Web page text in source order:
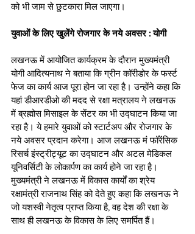
को भी जाम से छुटकारा मिल जाएगा।
युवाओं के लिए खुलेंगे रोजगार के नये अवसर : योगी
लखनऊ में आयोजित कार्यक्रम के दौरान मुख्यमंत्री
योगी आदित्यनाथ ने बताया कि ग्रीन कॉरीडोर के फर्स्ट
फेज का कार्य आज पूरा होन जा रहा है। उन्होंने कहा कि
यहां डीआरडीओ की मदद से रक्षा मत्रालय ने लखनऊ
में ब्रह्मोस मिसाइल के सेंटर का भी उद्घाटन किया जा
रहा है। ये हमारे युवाओं को स्टार्टअप और रोजगार के
नये अवसर प्रदान करेगा। आज लखनऊ मं फॉरेंसिक
रिसर्च इंस्ट्रीट्यूट का उद्घाटन और अटल मेडिकल
यूनिवर्सिटी के लोकार्पण का कार्य होने जा रहा है।
मुख्यमंत्री ने लखनऊ में विकास कार्यों का श्रेय
रक्षामंत्री राजनाथ सिंह को देते हुए कहा कि लखनऊ ने
जो यशस्वी नेतृत्व प्राप्त किया है, वह देश की रक्षा के
साथ ही लखनऊ के विकास के लिए समर्पित हैं।